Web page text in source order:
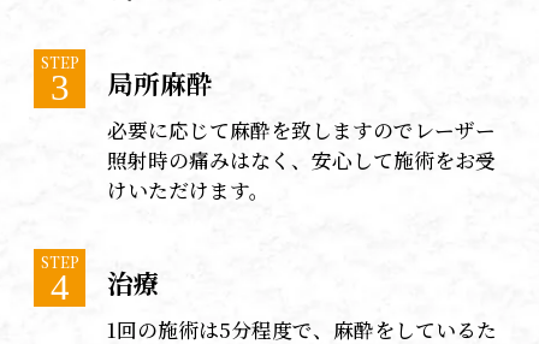
STEP
3 局所麻酔
必要に応じて麻酔を致しますのでレーザー
照射時の痛みはなく、安心して施術をお受
けいただけます。
STEP
4 治療
1回の施術は5分程度で、麻酔をしているた